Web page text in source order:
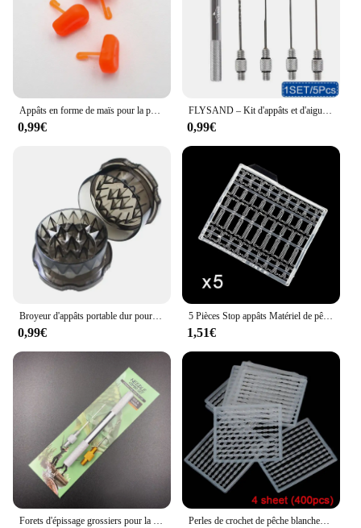
0,99€ 0,99€
0,99€
5 Pièces Stop appâts Matériel de pêche carpe V Stop Bouillettes stops Extenda accessoires de pêche AH163
1,51€
Forets d'épissage grossiers pour la pêche à la carpe, appâts, bouillettes, granulés de cheveux, outils exécutifs, plates-formes de forage, accessoires de chargement Perles de crochet de pêche blanches en TPR, accessoire pour pêcher la carpe